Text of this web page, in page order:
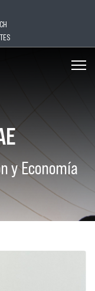
y Economía